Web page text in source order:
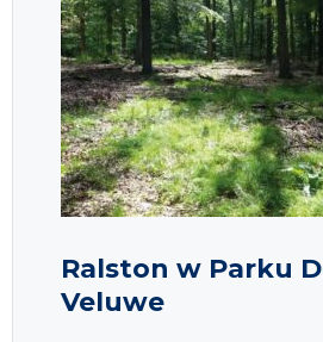
Ralston w Parku
Veluwe